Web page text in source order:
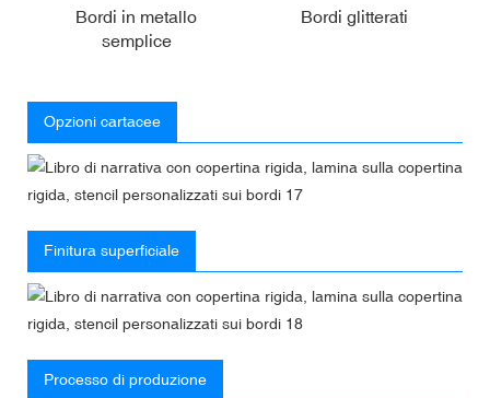
Bordi in metallo
semplice
Bordi glitterati
Opzioni cartacee
Finitura superficiale
Processo di produzione